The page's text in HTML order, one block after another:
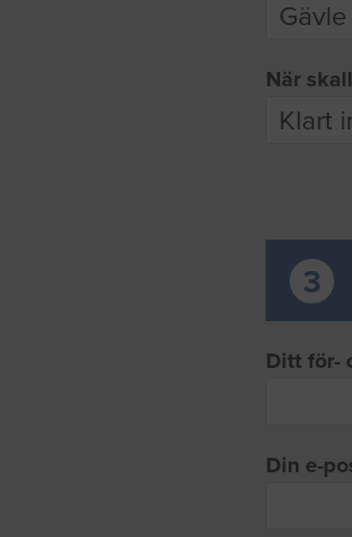
När
3
Ditt för-
Din e-